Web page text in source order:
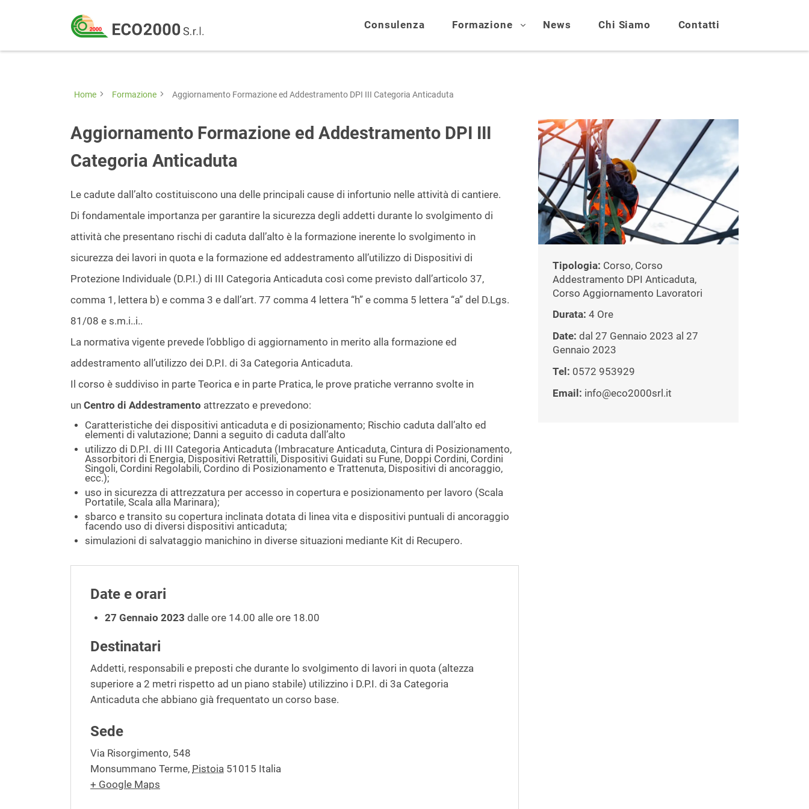
Eco
2000
Srl
Formazione
consulenza
la
sul
lavoro
81/08
Consulenza Formazione News Chi Siamo Contatti
Home Formazione Aggiornamento Formazione ed Addestramento DPI III Categoria Anticaduta
Aggiornamento Formazione ed Addestramento DPI III
Categoria Anticaduta
Le cadute dall’alto costituiscono una delle principali cause di infortunio nelle attività di cantiere.
Di fondamentale importanza per garantire la sicurezza degli addetti durante lo svolgimento di
attività che presentano rischi di caduta dall’alto è la formazione inerente lo svolgimento in
sicurezza dei lavori in quota e la formazione ed addestramento all’utilizzo di Dispositivi di
Protezione Individuale (D.P.I.) di III Categoria Anticaduta così come previsto dall’articolo 37,
comma 1, lettera b) e comma 3 e dall’art. 77 comma 4 lettera “h” e comma 5 lettera “a” del D.Lgs.
81/08 e s.m.i..i..
La normativa vigente prevede l’obbligo di aggiornamento in merito alla formazione ed
addestramento all’utilizzo dei D.P.I. di 3a Categoria Anticaduta.
Il corso è suddiviso in parte Teorica e in parte Pratica, le prove pratiche verranno svolte in
un Centro di Addestramento attrezzato e prevedono:
Caratteristiche dei dispositivi anticaduta e di posizionamento; Rischio caduta dall’alto ed
elementi di valutazione; Danni a seguito di caduta dall’alto
utilizzo di D.P.I. di III Categoria Anticaduta (Imbracature Anticaduta, Cintura di Posizionamento,
Assorbitori di Energia, Dispositivi Retrattili, Dispositivi Guidati su Fune, Doppi Cordini, Cordini
Singoli, Cordini Regolabili, Cordino di Posizionamento e Trattenuta, Dispositivi di ancoraggio,
ecc.);
uso in sicurezza di attrezzatura per accesso in copertura e posizionamento per lavoro (Scala
Portatile, Scala alla Marinara);
sbarco e transito su copertura inclinata dotata di linea vita e dispositivi puntuali di ancoraggio
facendo uso di diversi dispositivi anticaduta;
simulazioni di salvataggio manichino in diverse situazioni mediante Kit di Recupero.
Date e orari
27 Gennaio 2023 dalle ore 14.00 alle ore 18.00
Destinatari
Addetti, responsabili e preposti che durante lo svolgimento di lavori in quota (altezza
superiore a 2 metri rispetto ad un piano stabile) utilizzino i D.P.I. di 3a Categoria
Anticaduta che abbiano già frequentato un corso base.
Sede
Via Risorgimento, 548
Monsummano Terme, Pistoia 51015 Italia
+ Google Maps
Tipologia: Corso, Corso
Addestramento DPI Anticaduta,
Corso Aggiornamento Lavoratori
Durata: 4 Ore
Date: dal 27 Gennaio 2023 al 27
Gennaio 2023
Tel: 0572 953929
Email: info@eco2000srl.it